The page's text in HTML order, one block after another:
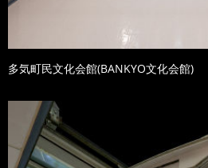
多気町民文化会館(BANKYO文化会館)